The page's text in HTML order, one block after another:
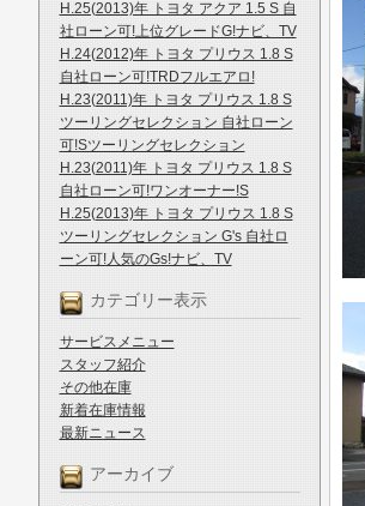
H.25(2013)年 トヨタ アクア 1.5 S 自
社ローン可!上位グレードG!ナビ、TV
H.24(2012)年 トヨタ プリウス 1.8 S
自社ローン可!TRDフルエアロ!
H.23(2011)年 トヨタ プリウス 1.8 S
ツーリングセレクション 自社ローン
可!Sツーリングセレクション
H.23(2011)年 トヨタ プリウス 1.8 S
自社ローン可!ワンオーナー!S
H.25(2013)年 トヨタ プリウス 1.8 S
ツーリングセレクション G's 自社ロ
ーン可!人気のGs!ナビ、TV
カテゴリー表示
サービスメニュー
スタッフ紹介
その他在庫
新着在庫情報
最新ニュース
アーカイブ